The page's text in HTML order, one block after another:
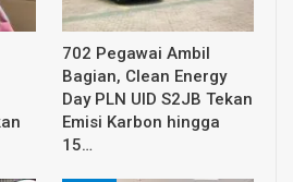
702 Pegawai Ambil
Bagian, Clean Energy
Day PLN UID S2JB Tekan
Emisi Karbon hingga
15…